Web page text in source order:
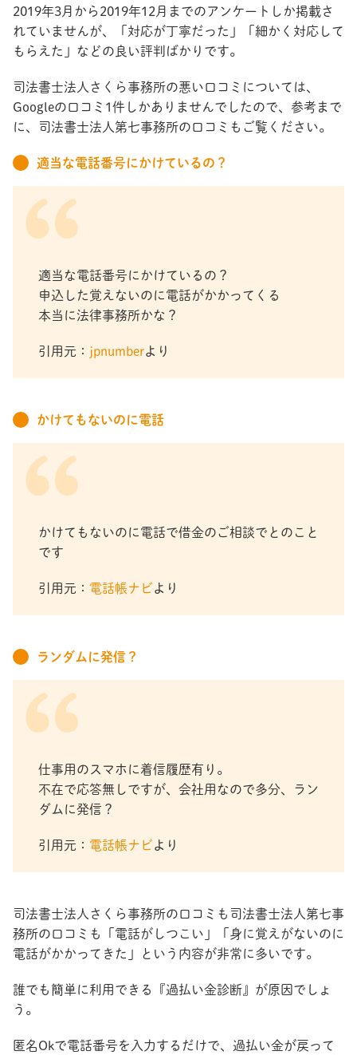
2019年3月から2019年12月までのアンケートしか掲載さ
れていませんが、「対応が丁寧だった」「細かく対応して
もらえた」などの良い評判ばかりです。
司法書士法人さくら事務所の悪い口コミについては、
Googleの口コミ1件しかありませんでしたので、参考まで
に、司法書士法人第七事務所の口コミもご覧ください。
適当な電話番号にかけているの？
適当な電話番号にかけているの？
申込した覚えないのに電話がかかってくる
本当に法律事務所かな？
引用元： jpnumberより
かけてもないのに電話
かけてもないのに電話で借金のご相談でとのこと
です
引用元： 電話帳ナビより
ランダムに発信？
仕事用のスマホに着信履歴有り。
不在で応答無しですが、会社用なので多分、ラン
ダムに発信？
引用元： 電話帳ナビより
司法書士法人さくら事務所の口コミも司法書士法人第七事
務所の口コミも「電話がしつこい」「身に覚えがないのに
電話がかかってきた」という内容が非常に多いです。
誰でも簡単に利用できる『過払い金診断』が原因でしょ
う。
匿名Okで電話番号を入力するだけで、過払い金が戻って